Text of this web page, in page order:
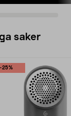
saker
-25%